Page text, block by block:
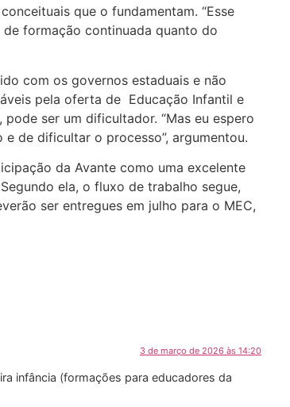
que o fundamentam. “Esse
formação continuada quanto do
com os governos estaduais e não
pela oferta de Educação Infantil e
ser um dificultador. “Mas eu espero
de dificultar o processo”, argumentou.
da Avante como uma excelente
ela, o fluxo de trabalho segue,
ser entregues em julho para o MEC,
3 de março de 2026 às 14:20
infância (formações para educadores da